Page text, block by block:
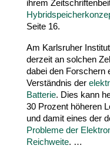
ihrem
Seite 16.
Am Karls­ruher
derzeit an solchen
dabei den Forschern
Verständnis der
Batterie. Dies kann
30Prozent höheren
und damit eines der
Probleme der
Reich­weite. …